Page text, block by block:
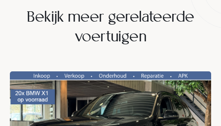
Bekijk meer gerelateerde
voertuigen